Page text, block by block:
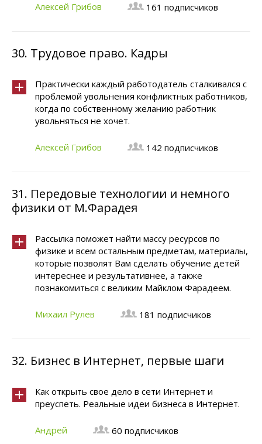
Алексей Грибов 161 подписчиков
30. Трудовое право. Кадры
Практически каждый работодатель сталкивался с
проблемой увольнения конфликтных работников,
когда по собственному желанию работник
увольняться не хочет.
Алексей Грибов 142 подписчиков
31. Передовые технологии и немного
физики от М.Фарадея
Рассылка поможет найти массу ресурсов по
физике и всем остальным предметам, материалы,
которые позволят Вам сделать обучение детей
интереснее и результативнее, а также
познакомиться с великим Майклом Фарадеем.
Михаил Рулев 181 подписчиков
32. Бизнес в Интернет, первые шаги
Как открыть свое дело в сети Интернет и
преуспеть. Реальные идеи бизнеса в Интернет.
Андрей 60 подписчиков